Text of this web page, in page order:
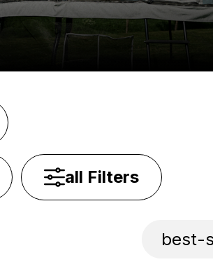
all Filters